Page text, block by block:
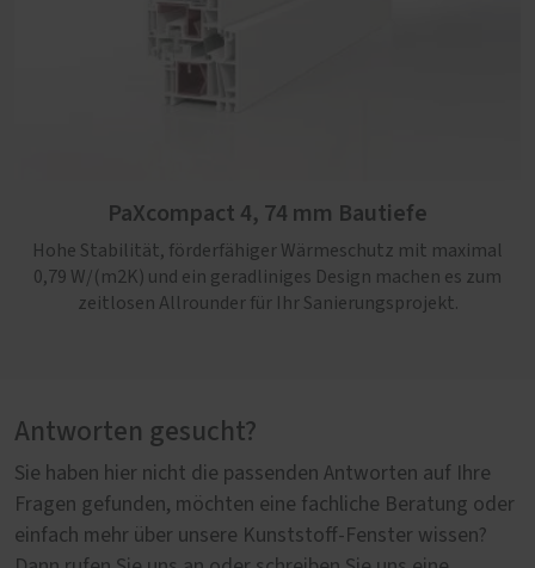
PaXcompact 4, 74 mm Bautiefe
Hohe Stabilität, förderfähiger Wärmeschutz mit maximal
0,79 W/(m2K) und ein geradliniges Design machen es zum
zeitlosen Allrounder für Ihr Sanierungsprojekt.
Antworten gesucht?
Sie haben hier nicht die passenden Antworten auf Ihre
Fragen gefunden, möchten eine fachliche Beratung oder
einfach mehr über unsere Kunststoff-Fenster wissen?